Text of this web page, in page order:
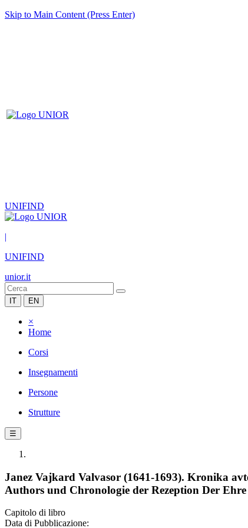
Skip to Main Content (Press Enter)
UNIFIND
|
UNIFIND
unior.it
IT EN
×
Home
Corsi
Insegnamenti
Persone
Strutture
☰
Janez Vajkard Valvasor (1641-1693). Kronika
Authors und Chronologie der Rezeption Der
Capitolo di libro
Data di Pubblicazione: